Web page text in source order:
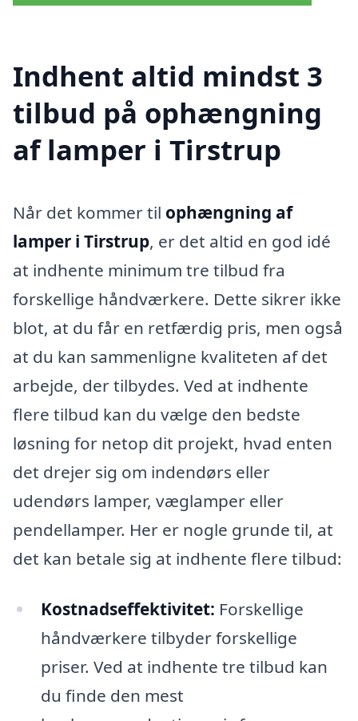
Indhent altid mindst 3
tilbud på ophængning
af lamper i Tirstrup
Når det kommer til ophængning af
lamper i Tirstrup, er det altid en god idé
at indhente minimum tre tilbud fra
forskellige håndværkere. Dette sikrer ikke
blot, at du får en retfærdig pris, men også
at du kan sammenligne kvaliteten af det
arbejde, der tilbydes. Ved at indhente
flere tilbud kan du vælge den bedste
løsning for netop dit projekt, hvad enten
det drejer sig om indendørs eller
udendørs lamper, væglamper eller
pendellamper. Her er nogle grunde til, at
det kan betale sig at indhente flere tilbud:
Kostnadseffektivitet: Forskellige
håndværkere tilbyder forskellige
priser. Ved at indhente tre tilbud kan
du finde den mest